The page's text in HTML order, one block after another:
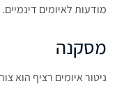
מודעות לאיומים דינמיים.
מסקנה
ניטור איומים רציף הוא